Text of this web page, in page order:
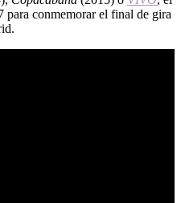
para conmemorar el final de gira